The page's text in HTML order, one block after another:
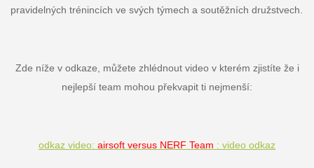
pravidelných trénincích ve svých týmech a soutěžních družstvech.
Zde níže v odkaze, můžete zhlédnout video v kterém zjistíte že i
nejlepší team mohou překvapit ti nejmenší:
odkaz video: airsoft versus NERF Team : video odkaz